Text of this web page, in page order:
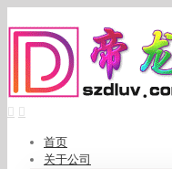
to
content
首页
关于公司